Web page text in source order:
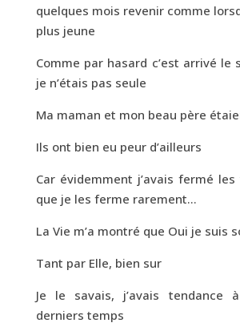
quelques mois revenir comme
plus jeune
Comme par hasard c’est arrivé le
je n’étais pas seule
Ma maman et mon beau père
Ils ont bien eu peur d’ailleurs
Car évidemment j’avais fermé
que je les ferme rarement…
La Vie m’a montré que Oui je suis
Tant par Elle, bien sur
Je le savais, j’avais tendance
derniers temps